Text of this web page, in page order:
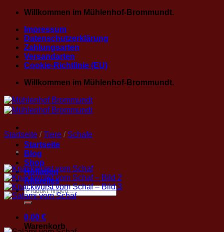
Zum
springen
Willkommen im Mühlenhof-Brommundt.
Impressum
Datenschutzerklärung
Zahlungsarten
Versandarten
Cookie-Richtlinie (EU)
Willkommen im Mühlenhof-Brommundt.
Startseite
Blog
Shop
Hofladen
Aktuelles
Suche
nach:
0,00 €
Warenkorb
Startseite / Tiere / Schafe